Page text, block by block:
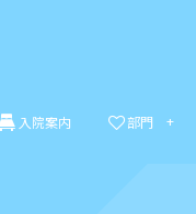
入院案内 部門